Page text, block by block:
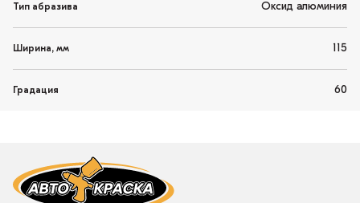
Тип абразива Оксид алюминия
Ширина, мм 115
Градация 60